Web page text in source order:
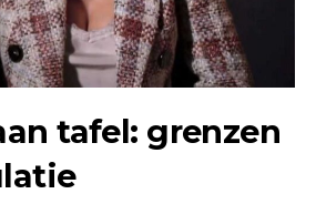
tafel: grenzen